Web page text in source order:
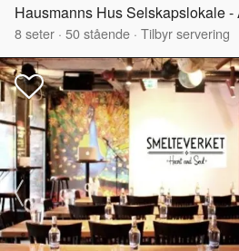
8seter · 50stående · Tilbyr servering